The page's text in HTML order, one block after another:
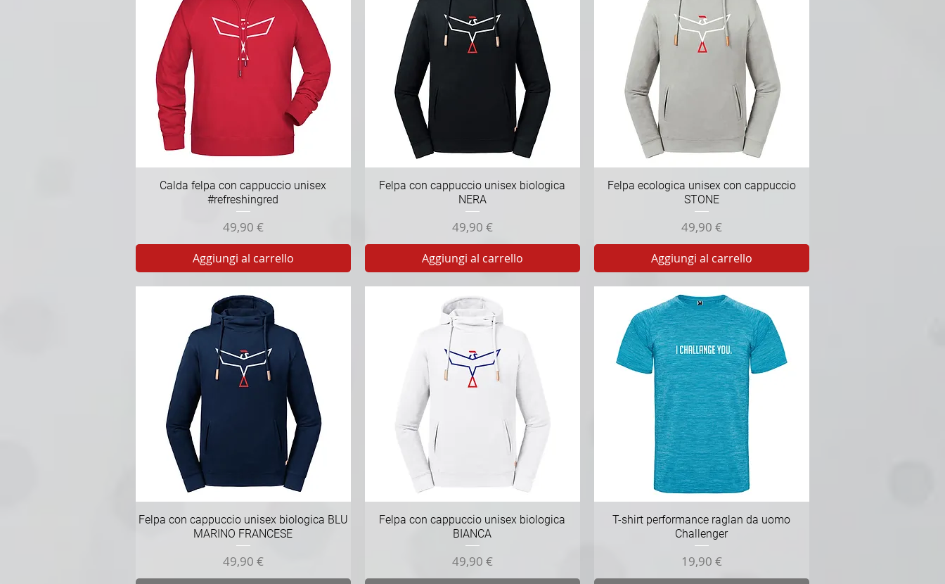
Vista rapida
Calda felpa con cappuccio unisex
#refreshingred
Prezzo
49,90 €
Aggiungi al carrello
Vista rapida
Felpa con cappuccio unisex biologica
NERA
Prezzo
49,90 €
Aggiungi al carrello
Vista rapida
Felpa ecologica unisex con cappuccio
STONE
Prezzo
49,90 €
Aggiungi al carrello
Vista rapida
Felpa con cappuccio unisex biologica BLU
MARINO FRANCESE
Prezzo
49,90 €
Vista rapida
Felpa con cappuccio unisex biologica
BIANCA
Prezzo
49,90 €
Vista rapida
T-shirt performance raglan da uomo
Challenger
Prezzo
19,90 €